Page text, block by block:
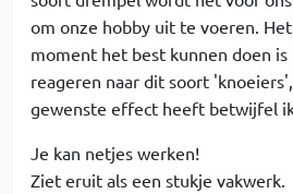
om onze hobby uit te voeren.
moment het best kunnen doen
reageren naar dit soort
gewenste effect heeft betwijfel
Je kan netjes werken!
Ziet eruit als een stukje vakwerk.